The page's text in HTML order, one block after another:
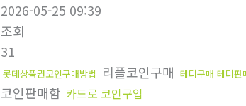
2026-05-25 09:39
조회
31
롯데상품권코인구매방법 리플코인구매 테더구매 테더판
코인판매함 카드로 코인구입